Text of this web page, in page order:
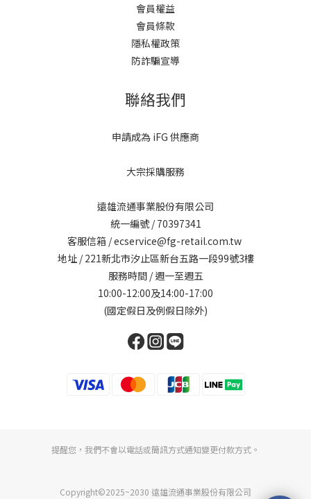
會員權益
會員條款
隱私權政策
防詐騙宣導
聯絡我們
申請成為 iFG 供應商
大宗採購服務
遠雄流通事業股份有限公司
統一編號 / 70397341
客服信箱 / ecservice@fg-retail.com.tw
地址 / 221新北市汐止區新台五路一段99號3樓
服務時間 / 週一至週五
10:00-12:00及14:00-17:00
(國定假日及例假日除外)
提醒您，我們不會以電話或簡訊方式通知變更付款方式。
Copyright©2025~2030 遠雄流通事業股份有限公司